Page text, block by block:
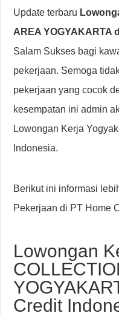
Update terbaru
AREA YOGYAKARTA
Salam Sukses bagi
pekerjaan. Semoga
pekerjaan yang cocok
kesempatan ini admin
Lowongan Kerja
Indonesia.
Berikut ini informasi
Pekerjaan di PT Home
Lowongan
Credit